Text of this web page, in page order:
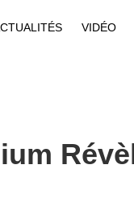
VIDÉO